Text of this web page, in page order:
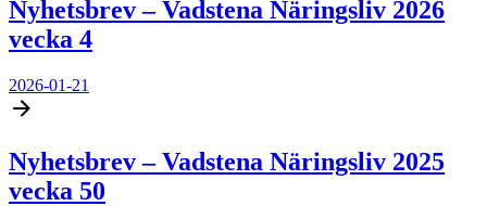
Nyhetsbrev – Vadstena Näringsliv 2026
vecka 4
2026-01-21
Nyhetsbrev – Vadstena Näringsliv 2025
vecka 50